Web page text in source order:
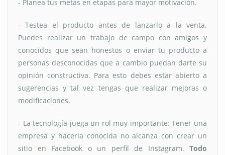
- Planea tus metas en etapas para mayor motivación.
- Testea el producto antes de lanzarlo a la venta.
Puedes realizar un trabajo de campo con amigos y
conocidos que sean honestos o enviar tu producto a
personas desconocidas que a cambio puedan darte su
opinión constructiva. Para esto debes estar abierto a
sugerencias y tal vez tengas que realizar mejoras o
modificaciones.
- La tecnología juega un rol muy importante: Tener una
empresa y hacerla conocida no alcanza con crear un
sitio en Facebook o un perfil de Instagram. Todo